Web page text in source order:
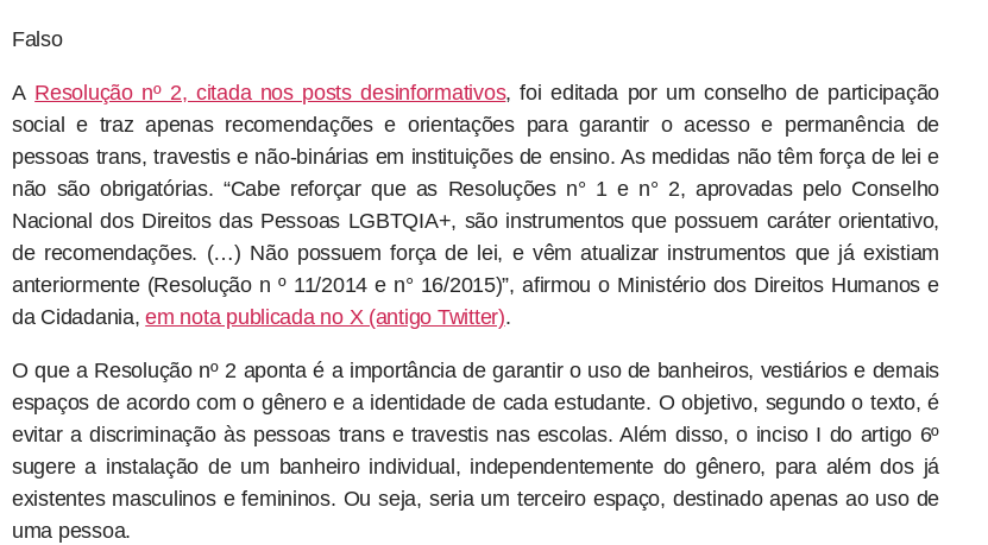
Falso
A Resolução nº 2, citada nos posts desinformativos, foi editada por um conselho de participação
social e traz apenas recomendações e orientações para garantir o acesso e permanência de
pessoas trans, travestis e não-binárias em instituições de ensino. As medidas não têm força de lei e
não são obrigatórias. “Cabe reforçar que as Resoluções n° 1 e n° 2, aprovadas pelo Conselho
Nacional dos Direitos das Pessoas LGBTQIA+, são instrumentos que possuem caráter orientativo,
de recomendações. (…) Não possuem força de lei, e vêm atualizar instrumentos que já existiam
anteriormente (Resolução n º 11/2014 e n° 16/2015)”, afirmou o Ministério dos Direitos Humanos e
da Cidadania,em nota publicada no X (antigo Twitter).
O que a Resolução nº 2 aponta é a importância de garantir o uso de banheiros, vestiários e demais
espaços de acordo com o gênero e a identidade de cada estudante. O objetivo, segundo o texto, é
evitar a discriminação às pessoas trans e travestis nas escolas. Além disso, o inciso I do artigo 6º
sugere a instalação de um banheiro individual, independentemente do gênero, para além dos já
existentes masculinos e femininos. Ou seja, seria um terceiro espaço, destinado apenas ao uso de
uma pessoa.